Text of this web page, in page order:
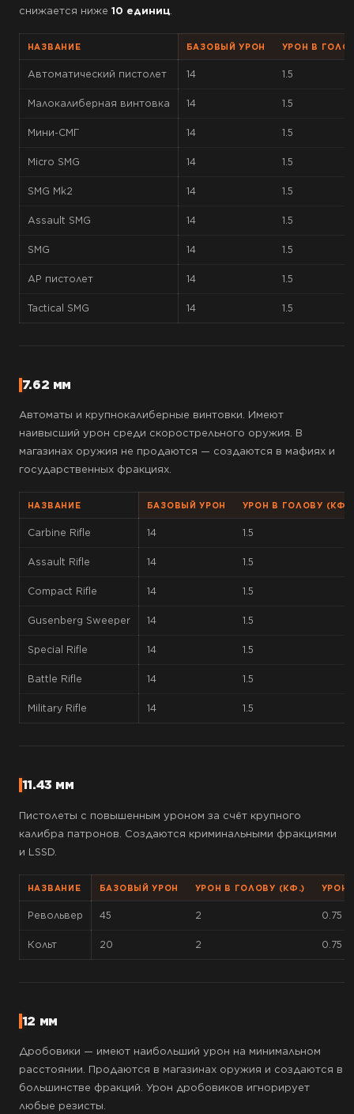
снижается ниже 10 единиц.
НАЗВАНИЕ БАЗОВЫЙ УРОН УРОН В
Автоматический пистолет 14 1.5
Малокалиберная винтовка 14 1.5
Мини-СМГ 14 1.5
Micro SMG 14 1.5
SMG Mk2 14 1.5
Assault SMG 14 1.5
SMG 14 1.5
AP пистолет 14 1.5
Tactical SMG 14 1.5
7.62 мм
Автоматы и крупнокалиберные винтовки. Имеют
наивысший урон среди скорострельного оружия. В
магазинах оружия не продаются — создаются в мафиях и
государственных фракциях.
НАЗВАНИЕ БАЗОВЫЙ УРОН УРОН В ГОЛОВУ (КФ.)
Carbine Rifle 14 1.5
Assault Rifle 14 1.5
Compact Rifle 14 1.5
Gusenberg Sweeper 14 1.5
Special Rifle 14 1.5
Battle Rifle 14 1.5
Military Rifle 14 1.5
11.43 мм
Пистолеты с повышенным уроном за счёт крупного
калибра патронов. Создаются криминальными фракциями
и LSSD.
НАЗВАНИЕ БАЗОВЫЙ УРОН УРОН В ГОЛОВУ (КФ.) УРОН
Револьвер 45 2 0.75
Кольт 20 2 0.75
12 мм
Дробовики — имеют наибольший урон на минимальном
расстоянии. Продаются в магазинах оружия и создаются в
большинстве фракций. Урон дробовиков игнорирует
любые резисты.